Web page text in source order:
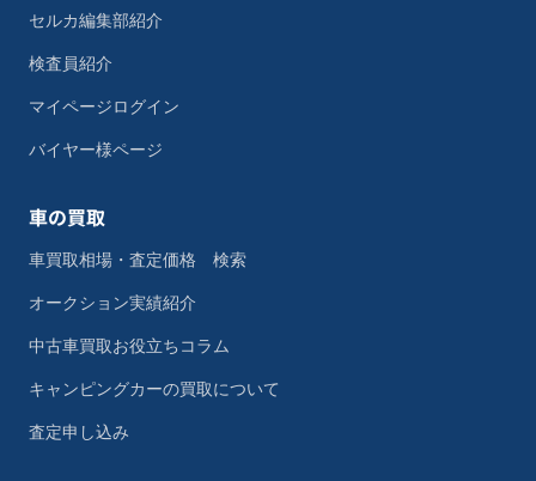
セルカ編集部紹介
検査員紹介
マイページログイン
バイヤー様ページ
車の買取
車買取相場・査定価格 検索
オークション実績紹介
中古車買取お役立ちコラム
キャンピングカーの買取について
査定申し込み